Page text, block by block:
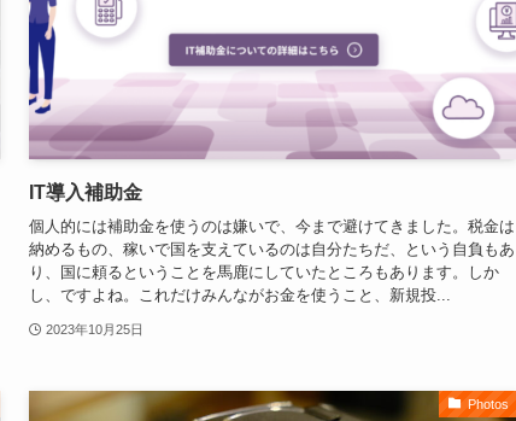
IT導入補助金
個人的には補助金を使うのは嫌いで、今まで避けてきました。税金は
納めるもの、稼いで国を支えているのは自分たちだ、という自負もあ
り、国に頼るということを馬鹿にしていたところもあります。しか
し、ですよね。これだけみんながお金を使うこと、新規投...
2023年10月25日
Photos